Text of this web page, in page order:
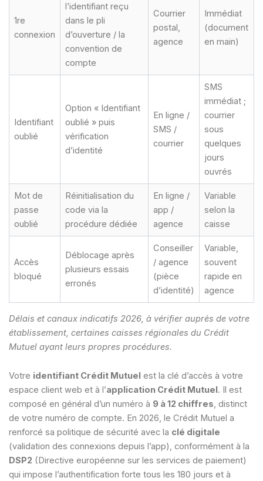
1re
connexion
l’identifiant reçu
dans le pli
d’ouverture / la
convention de
compte
Courrier
postal,
agence
Immédiat
(document
en main)
Identifiant
oublié
Option « Identifiant
oublié » puis
vérification
d’identité
En ligne /
SMS /
courrier
SMS
immédiat ;
courrier
sous
quelques
jours
ouvrés
Mot de
passe
oublié
Réinitialisation du
code via la
procédure dédiée
En ligne /
app /
agence
Variable
selon la
caisse
Accès
bloqué
Déblocage après
plusieurs essais
erronés
Conseiller
/ agence
(pièce
d’identité)
Variable,
souvent
rapide en
agence
Délais et canaux indicatifs 2026, à vérifier auprès de votre
établissement, certaines caisses régionales du Crédit
Mutuel ayant leurs propres procédures.
Votre identifiant Crédit Mutuel est la clé d’accès à votre
espace client web et à l’application Crédit Mutuel. Il est
composé en général d’un numéro à 9 à 12 chiffres, distinct
de votre numéro de compte. En 2026, le Crédit Mutuel a
renforcé sa politique de sécurité avec la clé digitale
(validation des connexions depuis l’app), conformément à la
DSP2 (Directive européenne sur les services de paiement)
qui impose l’authentification forte tous les 180 jours et à